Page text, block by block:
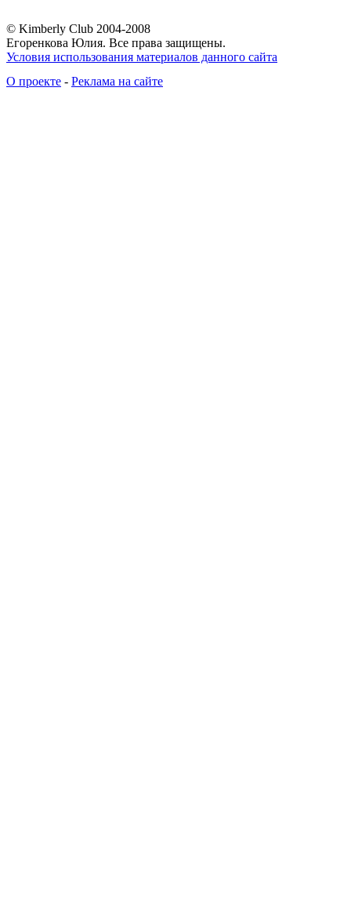
© Kimberly Club 2004-2008
Егоренкова Юлия. Все права защищены.
Условия использования материалов данного сайта
О проекте - Реклама на сайте